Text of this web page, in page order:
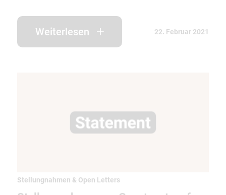
Weiterlesen 22. Februar 2021
Stellungnahmen & Open Letters